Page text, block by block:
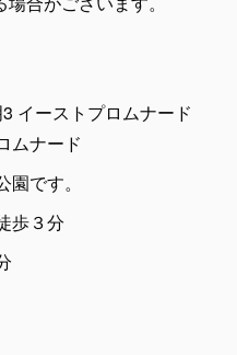
イーストプロムナード
ムナード
です。
歩３分